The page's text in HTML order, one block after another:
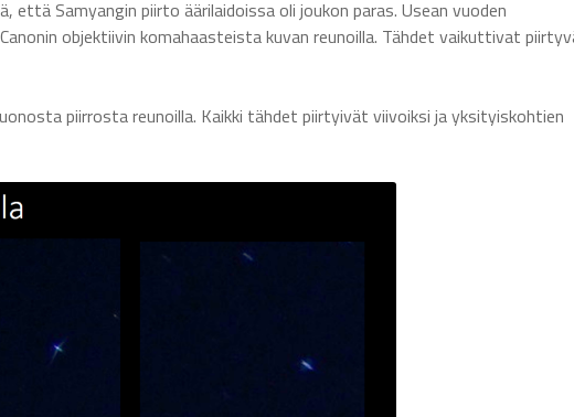
Samyangin piirto äärilaidoissa oli joukon paras. Usean vuoden
objektiivin komahaasteista kuvan reunoilla. Tähdet vaikuttivat
piirrosta reunoilla. Kaikki tähdet piirtyivät viivoiksi ja yksityiskohtien